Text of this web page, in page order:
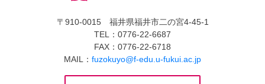
〒910-0015 福井県福井市二の宮4-45-1
TEL：0776-22-6687
FAX：0776-22-6718
MAIL： fuzokuyo@f-edu.u-fukui.ac.jp